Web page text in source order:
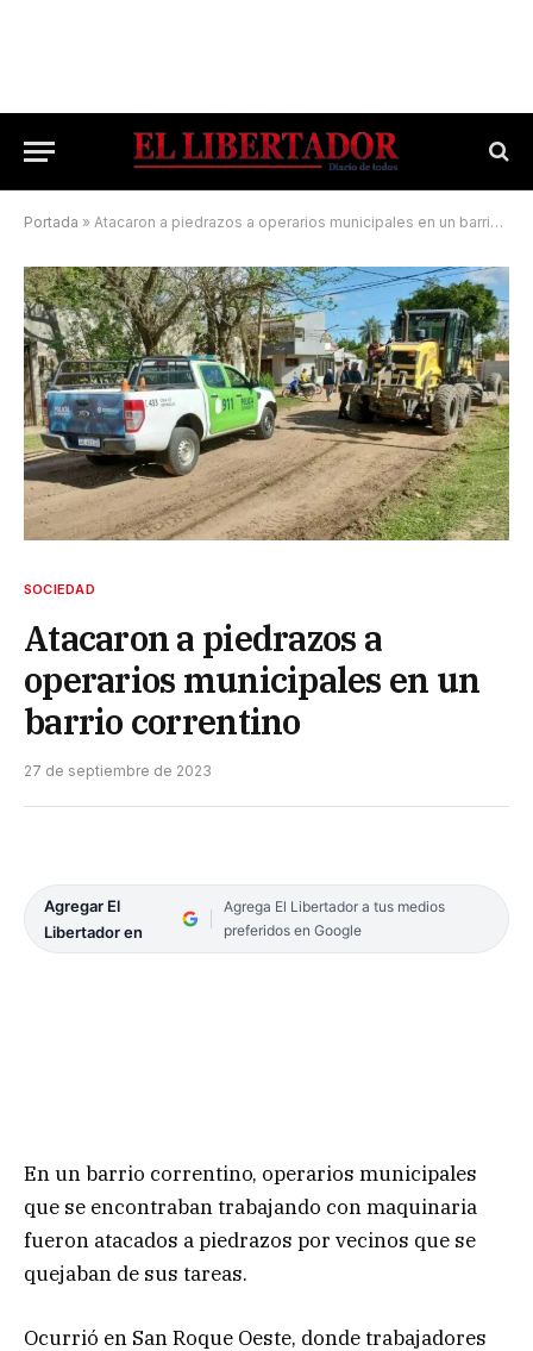
Portada » Atacaron a piedrazos a operarios municipales en un barrio correntino
SOCIEDAD
Atacaron a piedrazos a
operarios municipales en un
barrio correntino
27 de septiembre de 2023
Agregar El
Libertador en
Agrega El Libertador a tus medios
preferidos en Google
En un barrio correntino, operarios municipales
que se encontraban trabajando con maquinaria
fueron atacados a piedrazos por vecinos que se
quejaban de sus tareas.
Ocurrió en San Roque Oeste, donde trabajadores